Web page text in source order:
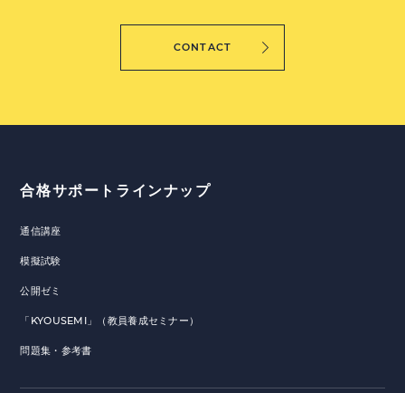
CONTACT
合格サポートラインナップ
通信講座
模擬試験
公開ゼミ
「KYOUSEMI」（教員養成セミナー）
問題集・参考書